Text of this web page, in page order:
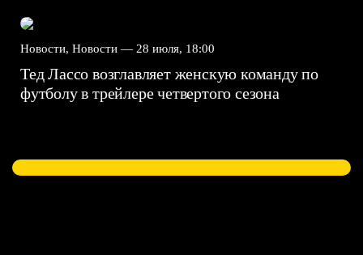
Новости, Новости — 28 июля, 18:00
Тед Лассо возглавляет женскую команду по
футболу в трейлере четвертого сезона